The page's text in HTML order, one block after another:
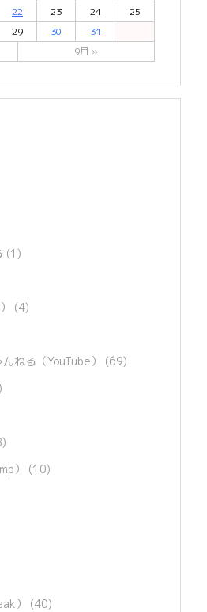
22 23 24
25
29 30
31
9月 »
(1)
(4)
ねる（YouTube） (69)
） (10)
） (40)